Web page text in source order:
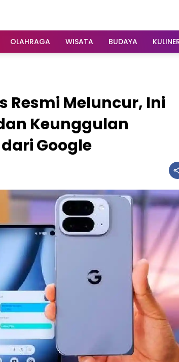
OLAHRAGA WISATA BUDAYA
Resmi Meluncur, Ini
Keunggulan
Google